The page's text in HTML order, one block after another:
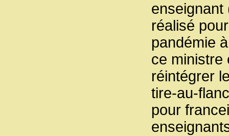
enseignant
réalisé
pandémie
ce ministre
réintégrer
tire-au-
pour